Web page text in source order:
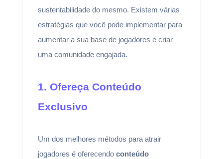
sustentabilidade do mesmo. Existem várias
estratégias que você pode implementar para
aumentar a sua base de jogadores e criar
uma comunidade engajada.
1. Ofereça Conteúdo
Exclusivo
Um dos melhores métodos para atrair
jogadores é oferecendo conteúdo